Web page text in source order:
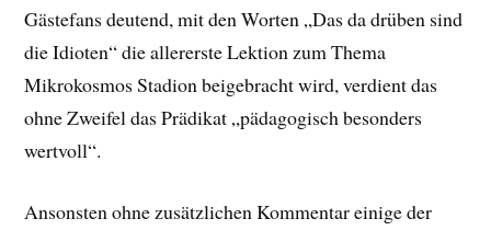
Gästefans deutend, mit den Worten „Das da drüben sind
die Idioten“ die allererste Lektion zum Thema
Mikrokosmos Stadion beigebracht wird, verdient das
ohne Zweifel das Prädikat „pädagogisch besonders
wertvoll“.
Ansonsten ohne zusätzlichen Kommentar einige der